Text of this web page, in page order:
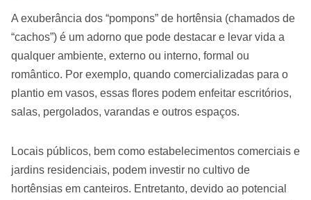
A exuberância dos “pompons” de hortênsia (chamados de
“cachos”) é um adorno que pode destacar e levar vida a
qualquer ambiente, externo ou interno, formal ou
romântico. Por exemplo, quando comercializadas para o
plantio em vasos, essas flores podem enfeitar escritórios,
salas, pergolados, varandas e outros espaços.
Locais públicos, bem como estabelecimentos comerciais e
jardins residenciais, podem investir no cultivo de
hortênsias em canteiros. Entretanto, devido ao potencial